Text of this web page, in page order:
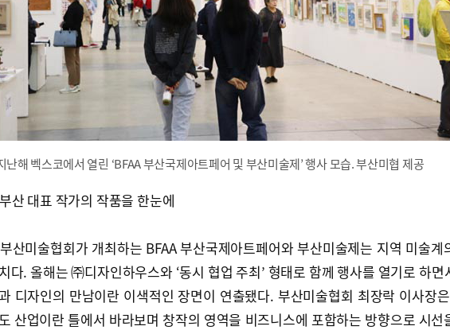
난해 벡스코에서 열린 ‘BFAA 부산국제아트페어 및 부산미술제’ 행사 모습. 부산미협 제공
산 대표 작가의 작품을 한눈에
산미술협회가 개최하는 BFAA 부산국제아트페어와 부산미술제는 지역 미술계
다. 올해는 ㈜디자인하우스와 ‘동시 협업 주최’ 형태로 함께 행사를 열기로 하면
디자인의 만남이란 이색적인 장면이 연출됐다. 부산미술협회 최장락 이사장
산업이란 틀에서 바라보며 창작의 영역을 비즈니스에 포함하는 방향으로 시선